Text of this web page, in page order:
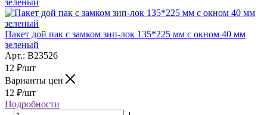
Пакет дой пак с замком зип-лок 135*225 мм с окном 40 мм
зеленый
Арт.: B23526
12 ₽/шт
Варианты цен
12 ₽/шт
Подробности